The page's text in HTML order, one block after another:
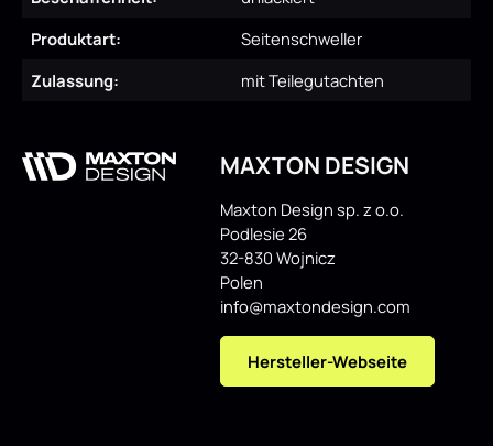
Produktart:
Seitenschweller
Zulassung:
mit Teilegutachten
MAXTON DESIGN
Maxton Design sp. z o.o.
Podlesie 26
32-830 Wojnicz
Polen
info@maxtondesign.com
Hersteller-Webseite